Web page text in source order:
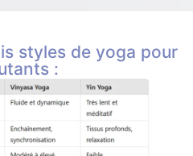
styles de yoga pour
: